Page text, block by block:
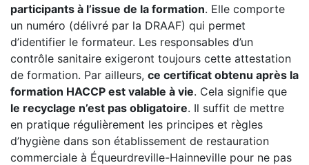
participants à l’issue de la formation. Elle comporte
un numéro (délivré par la DRAAF) qui permet
d’identifier le formateur. Les responsables d’un
contrôle sanitaire exigeront toujours cette attestation
de formation. Par ailleurs, ce certificat obtenu après la
formation HACCP est valable à vie. Cela signifie que
le recyclage n’est pas obligatoire. Il suffit de mettre
en pratique régulièrement les principes et règles
d’hygiène dans son établissement de restauration
commerciale à Équeurdreville-Hainneville pour ne pas